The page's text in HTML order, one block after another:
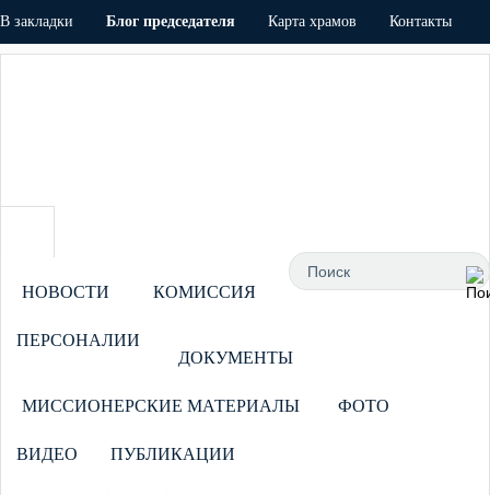
В закладки Блог председателя Карта храмов Контакты
НОВОСТИ КОМИССИЯ
ПЕРСОНАЛИИ
ДОКУМЕНТЫ
МИССИОНЕРСКИЕ МАТЕРИАЛЫ ФОТО
ВИДЕО ПУБЛИКАЦИИ